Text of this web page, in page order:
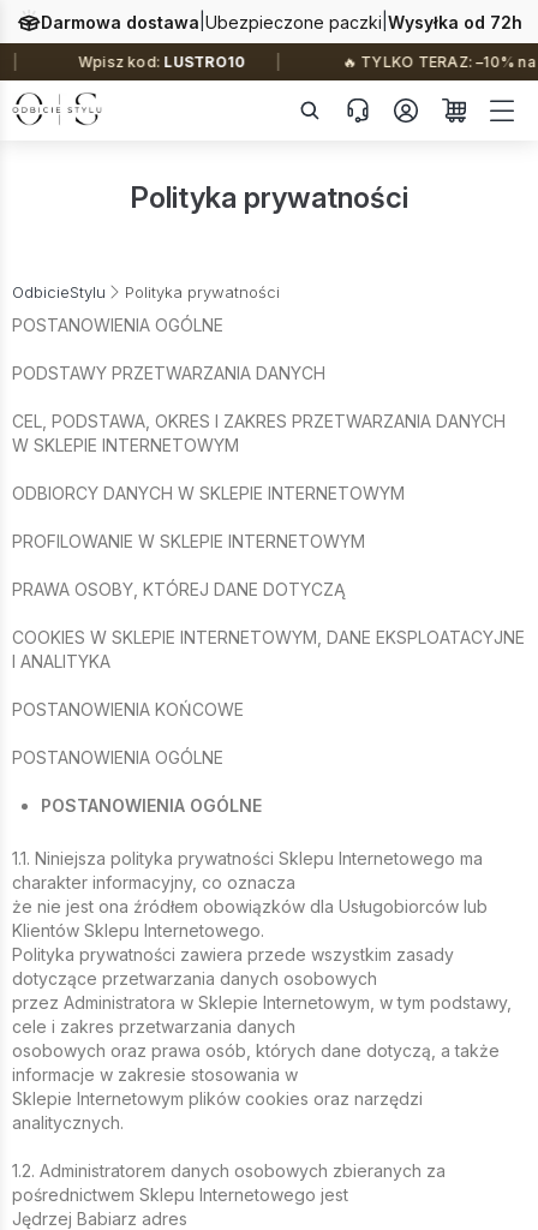
Darmowa dostawa Ubezpieczone paczki Wysyłka od 72h
kod:LUSTRO10 🔥 TYLKO TERAZ: –10% na
Polityka prywatności
OdbicieStylu Polityka prywatności
POSTANOWIENIA OGÓLNE
PODSTAWY PRZETWARZANIA DANYCH
CEL, PODSTAWA, OKRES I ZAKRES PRZETWARZANIA DANYCH
W SKLEPIE INTERNETOWYM
ODBIORCY DANYCH W SKLEPIE INTERNETOWYM
PROFILOWANIE W SKLEPIE INTERNETOWYM
PRAWA OSOBY, KTÓREJ DANE DOTYCZĄ
COOKIES W SKLEPIE INTERNETOWYM, DANE EKSPLOATACYJNE
I ANALITYKA
POSTANOWIENIA KOŃCOWE
POSTANOWIENIA OGÓLNE
POSTANOWIENIA OGÓLNE
1.1. Niniejsza polityka prywatności Sklepu Internetowego ma
charakter informacyjny, co oznacza
że nie jest ona źródłem obowiązków dla Usługobiorców lub
Klientów Sklepu Internetowego.
Polityka prywatności zawiera przede wszystkim zasady
dotyczące przetwarzania danych osobowych
przez Administratora w Sklepie Internetowym, w tym podstawy,
cele i zakres przetwarzania danych
osobowych oraz prawa osób, których dane dotyczą, a także
informacje w zakresie stosowania w
Sklepie Internetowym plików cookies oraz narzędzi
analitycznych.
1.2. Administratorem danych osobowych zbieranych za
pośrednictwem Sklepu Internetowego jest
Jędrzej Babiarz adres